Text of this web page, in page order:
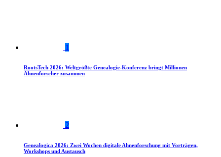
1
RootsTech 2026: Weltgrößte Genealogie-Konferenz bringt Millionen
Ahnenforscher zusammen
2
Genealogica 2026: Zwei Wochen digitale Ahnenforschung mit Vorträgen,
Workshops und Austausch